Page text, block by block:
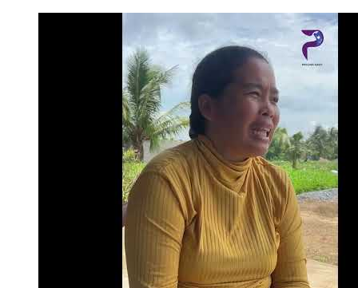
ដែលពួកគេមានស្រាប់ប៉ុណ្ណោះ។ អ្នកស្រីថា អ្នកស្រីអាស្រ័យផលលើដីចំនួន
ស្រីកាន់កាប់នោះឡើយ។ អ្នកស្រីនិយាយថា៖ «ដីហ្នឹងខ្ញុំធ្វើតាំងពី១៩៩៣ អ៊ុន
ទីពឹងលើដីប៉ុណ្ឹង អាស្រ័យផលដើម្បីរស់នៅ។ បើគេធ្វើបែបហ្នឹង ខ្ញុំបានអ្វី
អន្តរាគមន៍ឱ្យផង។ [...] រំពឹងតែលើដីប៉ុណ្ឹង ហើយបើគេបោះបង្គោលថា
ប្រជាពលរដ្ឋខ្លះមានតែឈ្មោះ តែមិនទាន់បានប្លង់នោះឡើយ ក្នុងនោ
តំបន់៣ ដោយដាំដំណាំស្រូវបានតែម្ដងប៉ុណ្ណោះក្នុងមួយឆ្នាំ គឺនៅពេលរដូវទឹ
ស្រាប់តាំងពីយូរមកហើយ ចំណែកឯតំបន់៣ ទើបត្រូវបានកំណត់រយៈពេល
ពលរដ្ឋធ្វើតែរហូតហ្នឹង។ សម្ដេច [លោក ហ៊ុន សែន] ក៏អនុញ្ញាតកាត់ឆ្វៀ
ស្រែដើម្បីចិញ្ចឹមជីវិត ណាមួយជំពាក់ធនាគារ។ បានដីហ្នឹងទៅគ្រាន់ធ្វើ ហើ
សាន្ត យល់ឃើញថា ចំណុចដែលរដ្ឋបាលស្រុកតាំងគោកលើកឡើងថា ដីនៅ
តូចៗ ដែលធ្វើឱ្យអាជ្ញាធរដែនដីពិបាកវាស់វែង អាជ្ញាធរគួរដោះដូរដីកន្
ផ្ដល់ដីម្ដុំណាឱ្យគាត់ទៅ បើឆ្វៀលមិនកើត។ ដល់តែយើងមើលឃើញគាត់មាន
គាត់អត់ដី គាត់ខ្វះ រដ្ឋក៏មានកាតព្វកិច្ចផ្ដល់ដីសម្បទានសង្គមកិច្ចជូនពល
ស.ជ.ណ] ដែលគាត់បញ្ជាក់»។ នៅខែឧសភា ឆ្នាំ២០២២ អតីតនាយករដ្ឋមន្ត្
ជាក់ស្ដែងនៅក្នុងតំបន់នោះ ដោយថ្លឹងថ្លែងជាមួយកត្តាប្រវត្តិសាស្ដ្រ ជីវ